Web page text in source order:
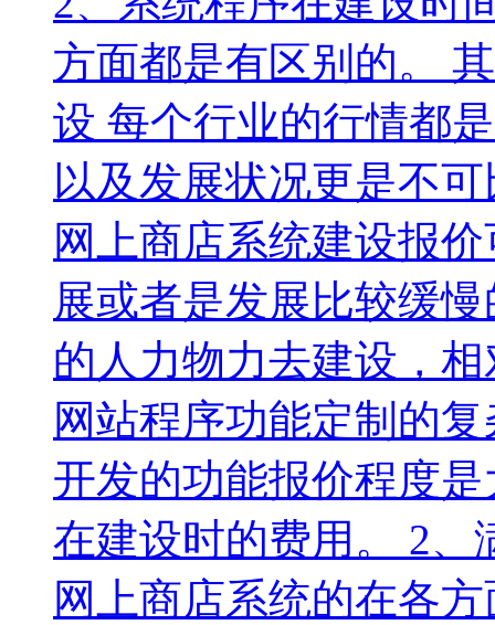
方面都是有区别的。
设 每个行业的行情都
以及发展状况更是不
网上商店系统建设报
展或者是发展比较缓
的人力物力去建设，
网站程序功能定制的
开发的功能报价程度
在建设时的费用。 2、
网上商店系统的在各